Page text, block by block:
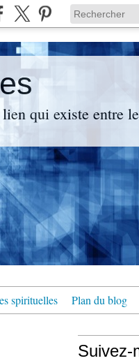
qui existe entre
spirituelles Plan du blog
Suivez-